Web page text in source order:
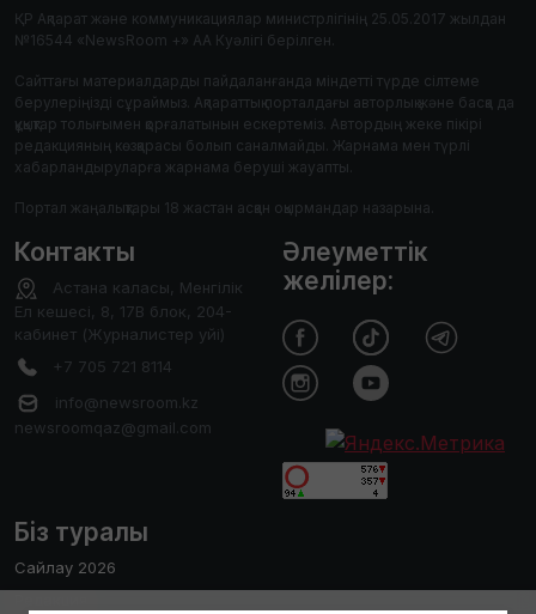
ҚР Ақпарат және коммуникациялар министрлігінің 25.05.2017 жылдан
№16544 «NewsRoom +» АА Куәлігі берілген.
Сайттағы материалдарды пайдаланғанда міндетті түрде сілтеме
берулеріңізді сұраймыз. Ақпараттық порталдағы авторлық және басқа да
құқықтар толығымен қорғалатынын ескертеміз. Автордың жеке пікірі
редакцияның көзқарасы болып саналмайды. Жарнама мен түрлі
хабарландыруларға жарнама беруші жауапты.
Портал жаңалықтары 18 жастан асқан оқырмандар назарына.
Контакты
Астана каласы, Менгілік
Ел кешесі, 8, 17В блок, 204-
кабинет (Журналистер уйі)
+7 705 721 8114
info@newsroom.kz
newsroomqaz@gmail.com
Біз туралы
Сайлау 2026
Әлеуметтік
желілер: